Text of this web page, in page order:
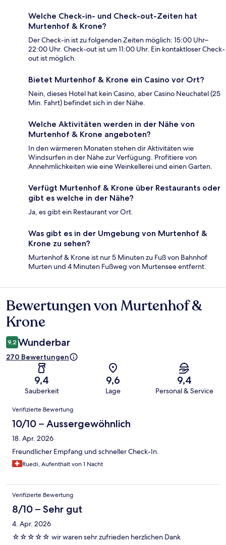
Welche Check-in- und Check-out-Zeiten hat
Murtenhof & Krone?
Der Check-in ist zu folgenden Zeiten möglich: 15:00 Uhr–
22:00 Uhr. Check-out ist um 11:00 Uhr. Ein kontaktloser Check-
out ist möglich.
Bietet Murtenhof & Krone ein Casino vor Ort?
Nein, dieses Hotel hat kein Casino, aber Casino Neuchatel (25
Min. Fahrt) befindet sich in der Nähe.
Welche Aktivitäten werden in der Nähe von
Murtenhof & Krone angeboten?
In den wärmeren Monaten stehen dir Aktivitäten wie
Windsurfen in der Nähe zur Verfügung. Profitiere von
Annehmlichkeiten wie eine Weinkellerei und einen Garten.
Verfügt Murtenhof & Krone über Restaurants oder
gibt es welche in der Nähe?
Ja, es gibt ein Restaurant vor Ort.
Was gibt es in der Umgebung von Murtenhof &
Krone zu sehen?
Murtenhof & Krone ist nur 5 Minuten zu Fuß von Bahnhof
Murten und 4 Minuten Fußweg von Murtensee entfernt.
Bewertungen
Bewertungen von Murtenhof &
Krone
9,2 Wunderbar
270 Bewertungen
9,4
Sauberkeit
9,6
Lage
9,4
Personal & Service
Bewertungen
Verifizierte Bewertung
10/10 – Aussergewöhnlich
18. Apr. 2026
Freundlicher Empfang und schneller Check-In.
Ruedi, Aufenthalt von 1 Nacht
Verifizierte Bewertung
8/10 – Sehr gut
4. Apr. 2026
☆☆☆☆☆ wir waren sehr zufrieden herzlichen Dank